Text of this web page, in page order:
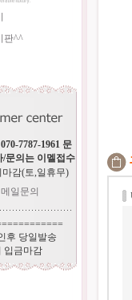
판^^
7787-1961 문
/문의는 이멜접수
마감(토,일휴무)
일문의
후 당일발송
입금마감